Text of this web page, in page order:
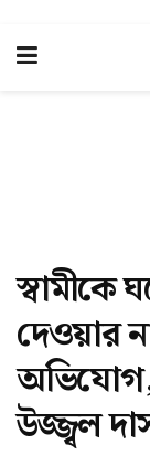
স্বামীকে
দেওয়ার
অভিযোগ,
উজ্জ্বল